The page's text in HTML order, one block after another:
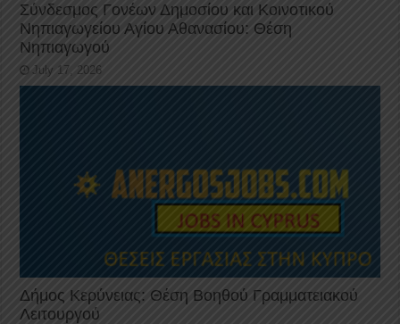
Σύνδεσμος Γονέων Δημοσίου και Κοινοτικού
Νηπιαγωγείου Αγίου Αθανασίου: Θέση
Νηπιαγωγού
July 17, 2026
Δήμος Κερύνειας: Θέση Βοηθού Γραμματειακού
Λειτουργού